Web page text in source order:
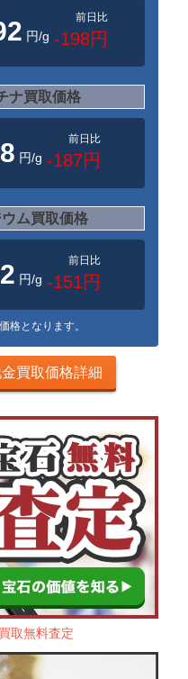
円/g
前日比
-198円
ナ買取価格
円/g
前日比
-187円
ム買取価格
円/g
前日比
-151円
格となります。
買取価格詳細
取無料査定